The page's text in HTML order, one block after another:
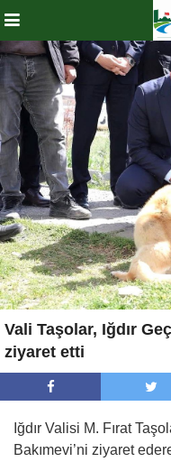
Vali Taşolar, Iğdır
ziyaret etti
Iğdır Valisi M. Fırat
Bakımevi’ni ziyaret